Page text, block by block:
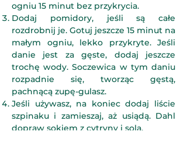
ogniu 15 minut bez przykrycia.
Dodaj pomidory, jeśli są całe
rozdrobnij je. Gotuj jeszcze 15 minut na
małym ogniu, lekko przykryte. Jeśli
danie jest za gęste, dodaj jeszcze
trochę wody. Soczewica w tym daniu
rozpadnie się, tworząc gęstą,
pachnącą zupę-gulasz.
Jeśli używasz, na koniec dodaj liście
szpinaku i zamieszaj, aż usiądą. Dahl
dopraw sokiem z cytryny i solą.